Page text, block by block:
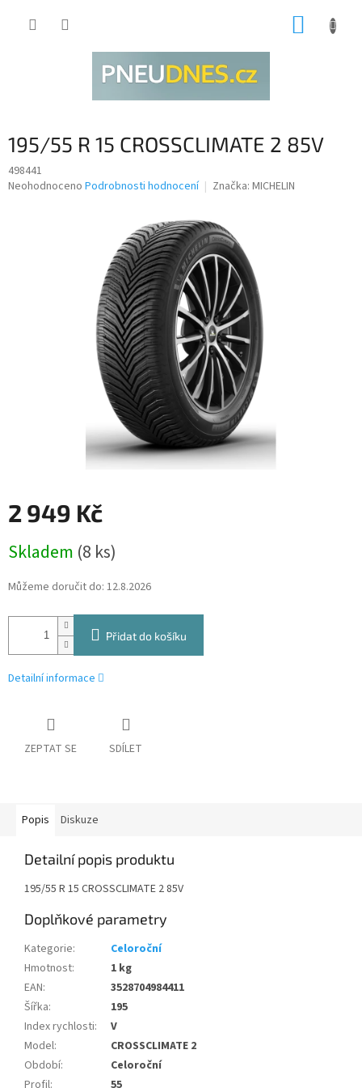
195/55 R 15 CROSSCLIMATE 2 85V
498441
Průměrné
Neohodnoceno Podrobnosti hodnocení Značka: MICHELIN
2 949 Kč
cena:
Skladem (8 ks)
Můžeme doručit do: 12.8.2026
Přidat do košíku
Detailní informace
ZEPTAT SE SDÍLET
Popis Diskuze
Detailní popis produktu
195/55 R 15 CROSSCLIMATE 2 85V
Doplňkové parametry
Kategorie:
Celoroční
Hmotnost:
1 kg
EAN:
3528704984411
Šířka:
195
Index rychlosti:
V
Model:
CROSSCLIMATE 2
Období:
Celoroční